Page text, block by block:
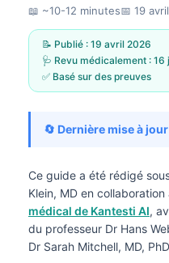
📖 ~10-12 minutes📅 19
📝 Publié : 19 avril 2026
🩺 Revu médicalement : 16
✅ Basé sur des preuves
🔄 Dernière mise à
Ce guide a été rédigé
Klein, MD en collaboration
médical de Kantesti AI,
du professeur Dr Hans
Dr Sarah Mitchell, MD,